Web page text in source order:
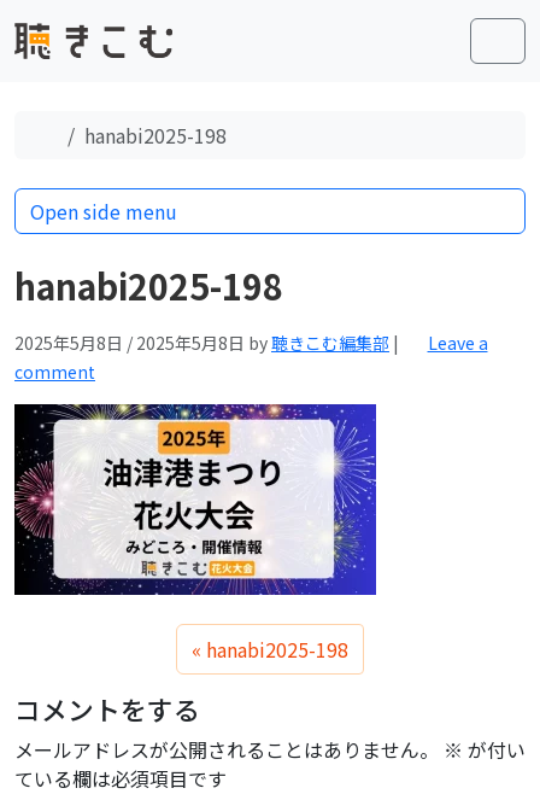
Home
hanabi2025-198
hanabi2025-198
2025年5月8日 / 2025年5月8日 by聴きこむ編集部 |
Leave a
comment
hanabi2025-198
コメントをする
メールアドレスが公開されることはありません。 ※ が付い
ている欄は必須項目です
Open side menu